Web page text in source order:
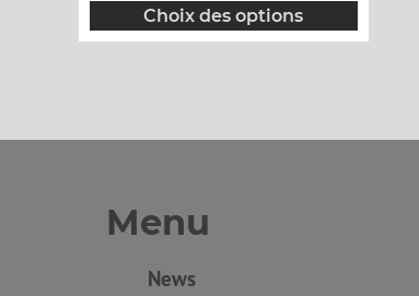
Choix des options
Menu
News